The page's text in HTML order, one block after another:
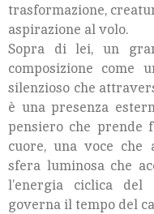
trasformazione,
aspirazione al volo.
Sopra di lei, un
composizione come
silenzioso che
è una presenza
pensiero che prende
cuore, una voce che
sfera luminosa che
l’energia ciclica
governa il tempo del